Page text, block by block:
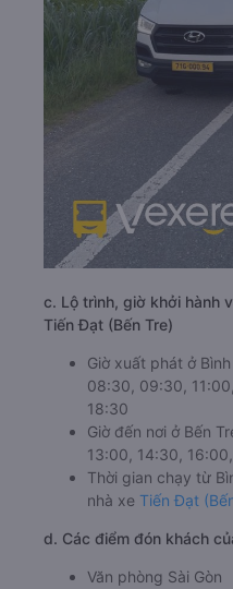
c. Lộ trình, giờ khởi hành
Tiến Đạt (Bến Tre)
Giờ xuất phát ở
08:30, 09:30,
18:30
Giờ đến nơi ở Bến
13:00, 14:30,
Thời gian chạy từ
nhà xe Tiến Đạt
d. Các điểm đón khách
Văn phòng Sài Gòn